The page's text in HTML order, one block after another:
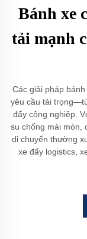
Bánh xe
tải mạnh
Các giải pháp
yêu cầu tải
đẩy công nghiệp.
su chống mài mòn,
di chuyển thường
xe đẩy logistics,